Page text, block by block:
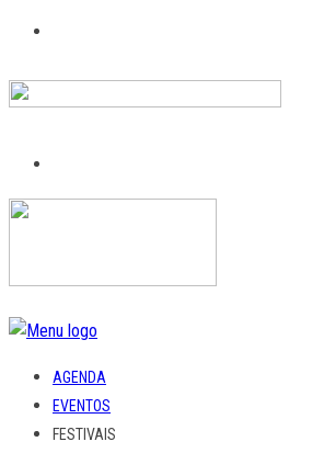
AGENDA
EVENTOS
FESTIVAIS